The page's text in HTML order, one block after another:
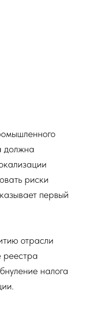
должна
риски
первый
отрасли
реестра
налога